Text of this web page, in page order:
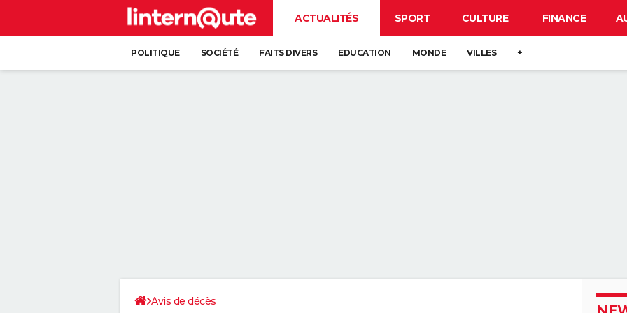
ACTUALITÉS SPORT CULTURE FINANCE
POLITIQUE SOCIÉTÉ FAITS DIVERS EDUCATION MONDE VILLES +
Avis de décès